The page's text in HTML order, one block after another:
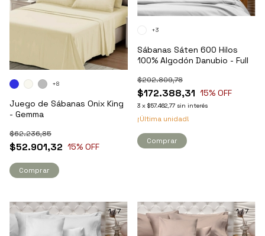
Juego de Sábanas Onix King
- Gemma
$52.901,32
$62.236,85
15% OFF
+8
Comprar
Sábanas Sáten 600 Hilos
100% Algodón Danubio - Full
$172.388,31
$202.809,78
15% OFF
3 x $57.462,77 sin interés
¡Última unidad!
+3
Comprar
1/7 1/7